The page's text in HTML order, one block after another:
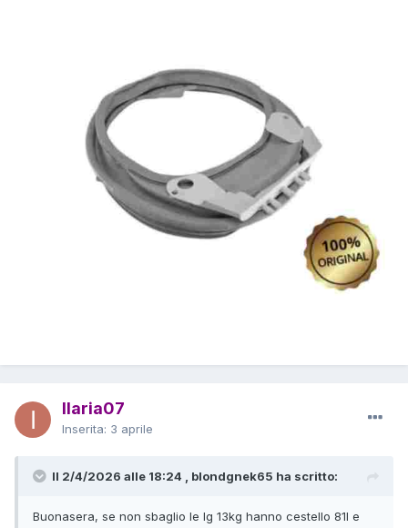
Ilaria07
Inserita: 3 aprile
Il 2/4/2026 alle 18:24 , blondgnek65 ha scritto:
Buonasera, se non sbaglio le lg 13kg hanno cestello 81l e